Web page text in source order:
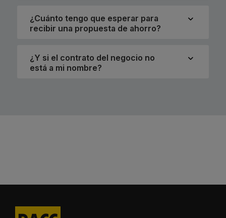
¿Cuánto tengo que esperar para
recibir una propuesta de ahorro?
¿Y si el contrato del negocio no
está a mi nombre?